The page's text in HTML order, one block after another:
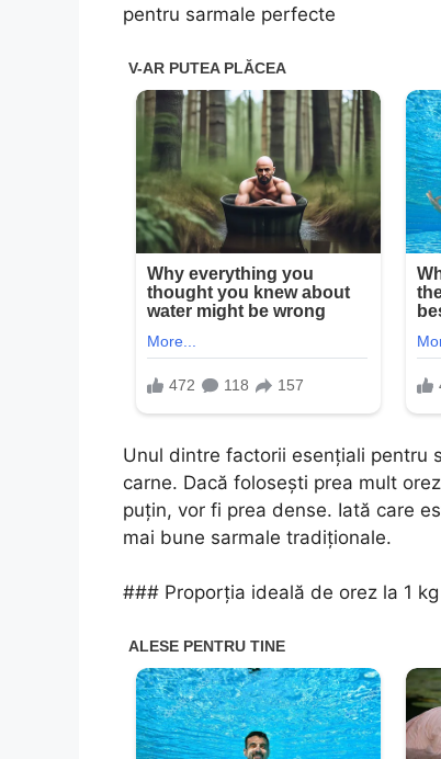
pentru sarmale perfecte
Unul dintre factorii esențiali pentru
carne. Dacă folosești prea mult
puțin, vor fi prea dense. Iată care
mai bune sarmale tradiționale.
### Proporția ideală de orez la 1